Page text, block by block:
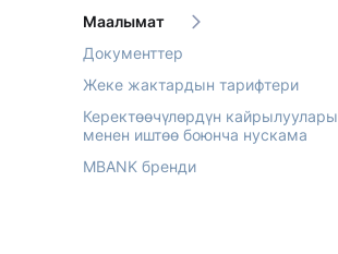
Маалымат
Документтер
Жеке жактардын тарифтери
Керектөөчүлөрдүн кайрылуулары
менен иштөө боюнча нускама
MBANK бренди